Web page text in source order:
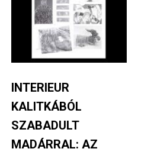
INTERIEUR
KALITKÁBÓL
SZABADULT
MADÁRRAL: AZ